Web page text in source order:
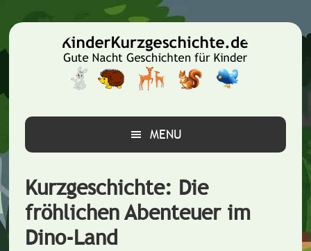
Hauptnavigation
springen
Inhalt
springen
Seitenspalte
springen
MENU
Kurzgeschichte: Die
fröhlichen Abenteuer im
Dino-Land